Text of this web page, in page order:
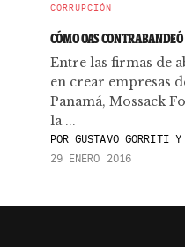
CORRUPCIÓN
CÓMO OAS
Entre las firmas de
en crear empresas
Panamá, Mossack
la ...
PORGUSTAVO GORRITI Y
29 ENERO 2016